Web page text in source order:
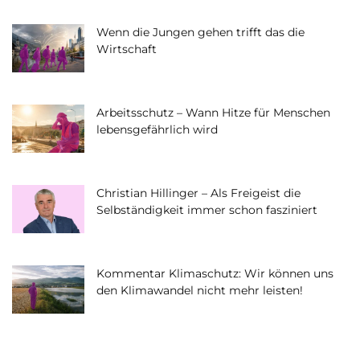
Wenn die Jungen gehen trifft das die
Wirtschaft
Arbeitsschutz – Wann Hitze für Menschen
lebensgefährlich wird
Christian Hillinger – Als Freigeist die
Selbständigkeit immer schon fasziniert
Kommentar Klimaschutz: Wir können uns
den Klimawandel nicht mehr leisten!